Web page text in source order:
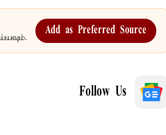
Add as Preferred Source
Follow Us